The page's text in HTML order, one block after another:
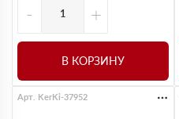
- +
В КОРЗИНУ
Арт. KerKi-37952